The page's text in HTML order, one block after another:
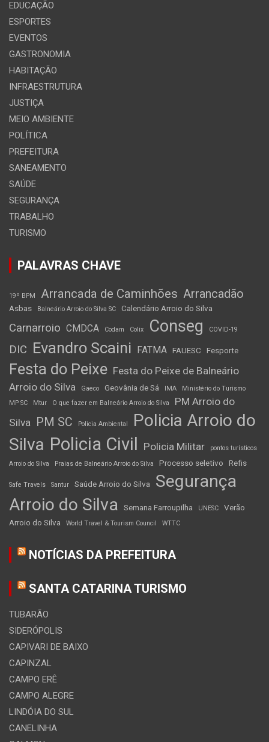
EDUCAÇÃO
ESPORTES
EVENTOS
GASTRONOMIA
HABITAÇÃO
INFRAESTRUTURA
JUSTIÇA
MEIO AMBIENTE
POLÍTICA
PREFEITURA
SANEAMENTO
SAÚDE
SEGURANÇA
TRABALHO
TURISMO
PALAVRAS CHAVE
19º BPM Arrancada de Caminhões Arrancadão
Asbas Balneário Arroio do Silva SC Calendário Arroio do Silva
Carnarroio CMDCA Codam Colix Conseg COVID-19
DIC Evandro Scaini FATMA FAUESC Fesporte
Festa do Peixe Festa do Peixe de Balneário
Arroio do Silva
Gaeco Geovânia de Sá IMA
Ministério do Turismo
MP SC
Mtur O que fazer em Balneário Arroio do Silva
PM Arroio do
Silva PM SC Policia Ambiental
Policia Arroio do
Silva Policia Civil Policia Militar
pontos turísticos
Arroio do Silva
Praias de Balneário Arroio do Silva Processo seletivo Refis
Safe Travels Santur Saúde Arroio do Silva
Segurança
Arroio do Silva
Semana Farroupilha UNESC
Verão
Arroio do Silva
World Travel & Tourism Council WTTC
NOTÍCIAS DA PREFEITURA
SANTA CATARINA TURISMO
TUBARÃO
SIDERÓPOLIS
CAPIVARI DE BAIXO
CAPINZAL
CAMPO ERÊ
CAMPO ALEGRE
LINDÓIA DO SUL
CANELINHA